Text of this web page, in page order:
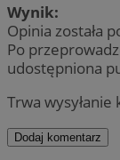
Wynik:
Opinia została
Po
udostępniona
Trwa
Dodaj komentarz